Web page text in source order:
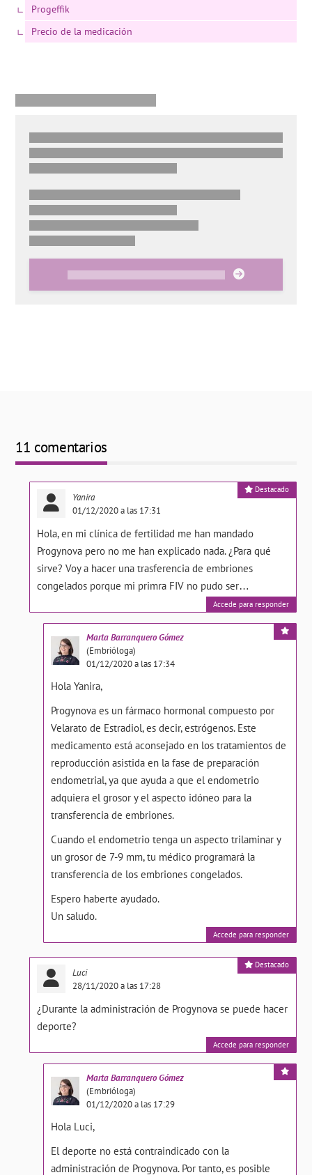
Progeffik
Precio de la medicación
11 comentarios
Destacado
Yanira
01/12/2020 a las 17:31
Hola, en mi clínica de fertilidad me han mandado
Progynova pero no me han explicado nada. ¿Para qué
sirve? Voy a hacer una trasferencia de embriones
congelados porque mi primra FIV no pudo ser…
Accede para responder
MartaBarranquero Gómez
(Embrióloga)
01/12/2020 a las 17:34
Hola Yanira,
Progynova es un fármaco hormonal compuesto por
Velarato de Estradiol, es decir, estrógenos. Este
medicamento está aconsejado en los tratamientos de
reproducción asistida en la fase de preparación
endometrial, ya que ayuda a que el endometrio
adquiera el grosor y el aspecto idóneo para la
transferencia de embriones.
Cuando el endometrio tenga un aspecto trilaminar y
un grosor de 7-9 mm, tu médico programará la
transferencia de los embriones congelados.
Espero haberte ayudado.
Un saludo.
Accede para responder
Destacado
Luci
28/11/2020 a las 17:28
¿Durante la administración de Progynova se puede hacer
deporte?
Accede para responder
MartaBarranquero Gómez
(Embrióloga)
01/12/2020 a las 17:29
Hola Luci,
El deporte no está contraindicado con la
administración de Progynova. Por tanto, es posible